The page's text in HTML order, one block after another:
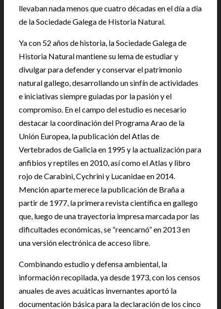
llevaban nada menos que cuatro décadas en el día a día
de la Sociedade Galega de Historia Natural.
Ya con 52 años de historia, la Sociedade Galega de
Historia Natural mantiene su lema de estudiar y
divulgar para defender y conservar el patrimonio
natural gallego, desarrollando un sinfín de actividades
e iniciativas siempre guiadas por la pasión y el
compromiso. En el campo del estudio es necesario
destacar la coordinación del Programa Arao de la
Unión Europea, la publicación del Atlas de
Vertebrados de Galicia en 1995 y la actualización para
anfibios y reptiles en 2010, así como el Atlas y libro
rojo de Carabini, Cychrini y Lucanidae en 2014.
Mención aparte merece la publicación de Braña a
partir de 1977, la primera revista científica en gallego
que, luego de una trayectoria impresa marcada por las
dificultades económicas, se “reencarnó” en 2013 en
una versión electrónica de acceso libre.
Combinando estudio y defensa ambiental, la
información recopilada, ya desde 1973, con los censos
anuales de aves acuáticas invernantes aportó la
documentación básica para la declaración de los cinco